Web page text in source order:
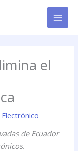
el
de Ecuador